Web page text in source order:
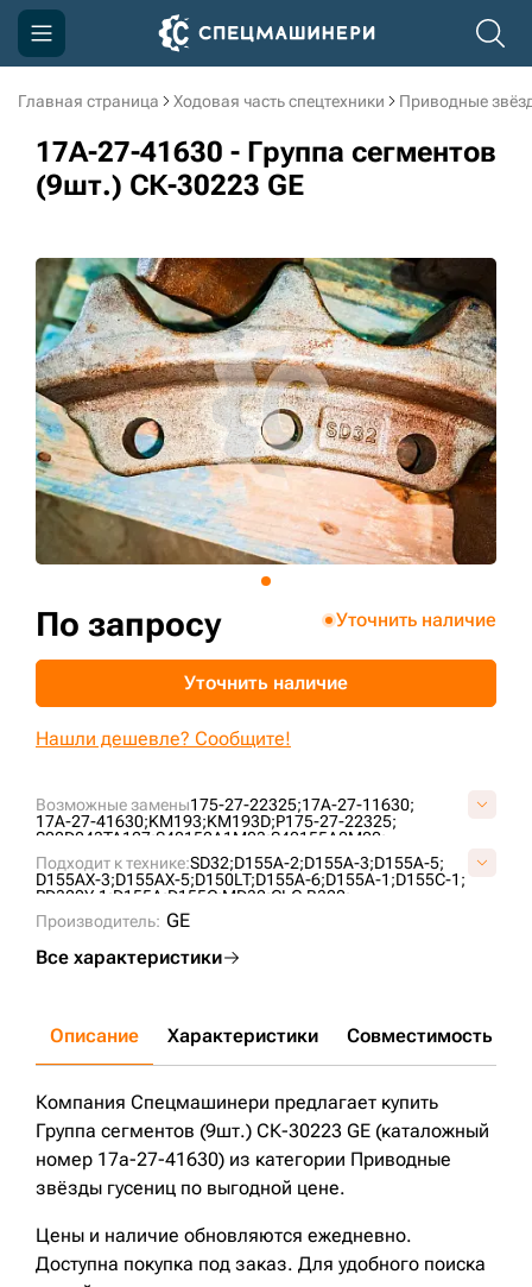
Главная страница Ходовая часть спецтехники Приводные
17A-27-41630 - Группа сегментов
(9шт.) СК-30223 GE
Возможные замены175-27-22325;17A-27-11630;
17A-27-41630;KM193;KM193D;P175-27-22325;
S02D043TA127;S40152A1M03;S40155A0M00;
US228K027;
Подходит к технике:SD32;D155A-2;D155A-3;D155A-5;
D155AX-3;D155AX-5;D150LT;D155A-6;D155A-1;D155C-1;
PD320Y-1;D155A;D155C;MD32;CLG B320;
Производитель: GE
Все характеристики
По запросу Уточнить наличие
Уточнить наличие
Нашли дешевле? Сообщите!
Описание Характеристики Совместимость
Компания Спецмашинери предлагает купить
Группа сегментов (9шт.) СК-30223 GE (каталожный
номер 17a-27-41630) из категории Приводные
звёзды гусениц по выгодной цене.
Цены и наличие обновляются ежедневно.
Доступна покупка под заказ. Для удобного поиска
Компания
Акции
Информация
Контакты
3D тур по производству
3D тур по складам
sksale@skdst.ru
+7 (499) 394-50-93